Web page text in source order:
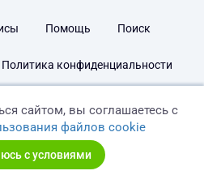
Помощь Поиск
Политика конфиденциальности
сайтом, вы соглашаетесь с
файлов cookie
с условиями